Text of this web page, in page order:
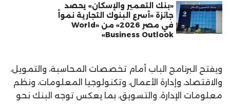
«بنك التعمير والإسكان» يحصد
جائزة «أسرع البنوك التجارية نمواً
في مصر 2026» من «World
Business Outlook»
ويفتح البرنامج الباب أمام تخصصات المحاسبة، والتمويل،
والاقتصاد، وإدارة الأعمال، وتكنولوجيا المعلومات، ونظم
معلومات الإدارة، والتسويق، بما يعكس توجه البنك نحو